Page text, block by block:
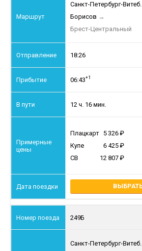
Санкт-Петербург-Витеб.
Борисов →
Брест-Центральный
18:26
06:43+1
12 ч. 16 мин.
Плацкарт 5 326
Купе
6 425
СВ
12 807
249Б
Санкт-Петербург-Витеб.